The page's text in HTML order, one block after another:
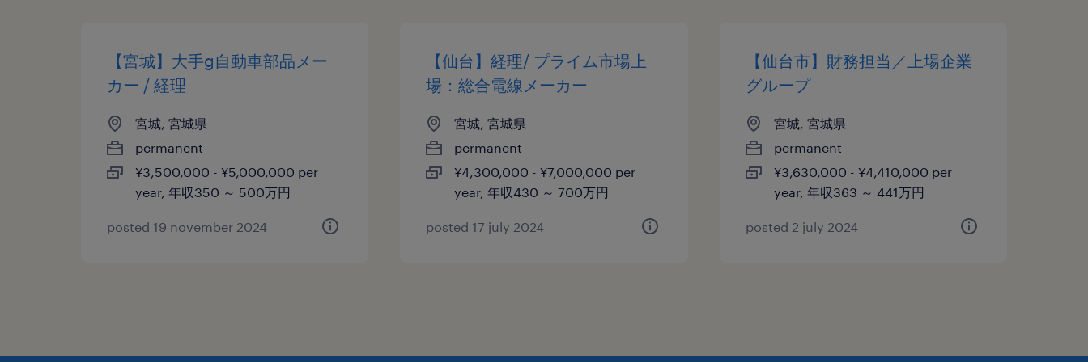
【宮城】大手g自動車部品メー
カー / 経理
宮城, 宮城県
permanent
¥3,500,000 - ¥5,000,000 per
year, 年収350 ～ 500万円
posted 19 november 2024
【仙台】経理/ プライム市場上
場：総合電線メーカー
宮城, 宮城県
permanent
¥4,300,000 - ¥7,000,000 per
year, 年収430 ～ 700万円
posted 17 july 2024
【仙台市】財務担当／上場企業
グループ
宮城, 宮城県
permanent
¥3,630,000 - ¥4,410,000 per
year, 年収363 ～ 441万円
posted 2 july 2024